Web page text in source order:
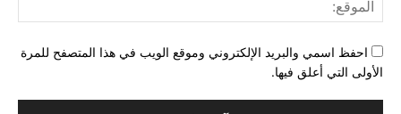
احفظ اسمي والبريد الإلكتروني وموقع الويب في هذا المتصفح للمرة
الأولى التي أعلق فيها.